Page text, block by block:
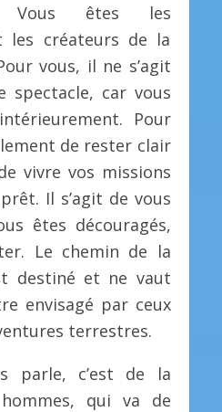
êtes les
les créateurs de la
vous, il ne s’agit
spectacle, car vous
Pour
de rester clair
vivre vos missions
Il s’agit de vous
êtes découragés,
Le chemin de la
destiné et ne vaut
envisagé par ceux
terrestres.
parle, c’est de la
qui va de